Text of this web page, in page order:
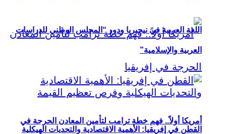
أمريكا أولاً.. فهم خطة ترامب لتأمين المعادن الحرجة في
اللغة العربية في نيجيريا ودور “المجلس الوطني للدراسات
العربية والإسلامية”
القطن في إفريقيا: الأهمية الاقتصادية والتحديات الهيكلية